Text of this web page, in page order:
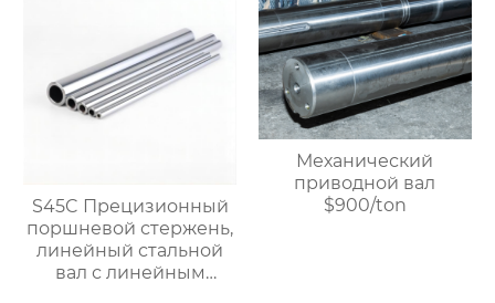
завода. $700/ton
S45C Прецизионный
поршневой стержень,
линейный стальной
вал с линейным
Механический
приводной вал
$900/ton